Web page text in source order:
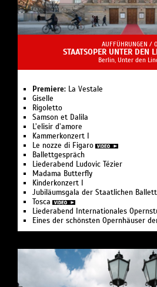
AUFFÜHRUNGEN /
STAATSOPER UNTER DEN
Berlin, Unter den
Premiere: La Vestale
Giselle
Rigoletto
Samson et Dalila
L’elisir d’amore
Kam­mer­kon­zert I
Le nozze di Figaro
Ballettgespräch
Liederabend Ludovic Tézier
Madama Butterfly
Kinderkonzert I
Jubiläumsgala der Staatlichen
Tosca
Liederabend Internationales
Eines der schönsten Opernhäuser